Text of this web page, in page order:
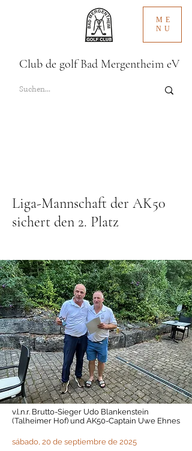
ME
NU
Club de golf Bad Mergentheim eV
Liga-Mannschaft der AK50
sichert den 2. Platz
v.l.n.r. Brutto-Sieger Udo Blankenstein
(Talheimer Hof) und AK50-Captain Uwe Ehnes
sábado, 20 de septiembre de 2025